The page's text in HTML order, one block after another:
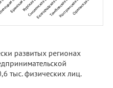
развитых регионах
тыс. физических лиц.